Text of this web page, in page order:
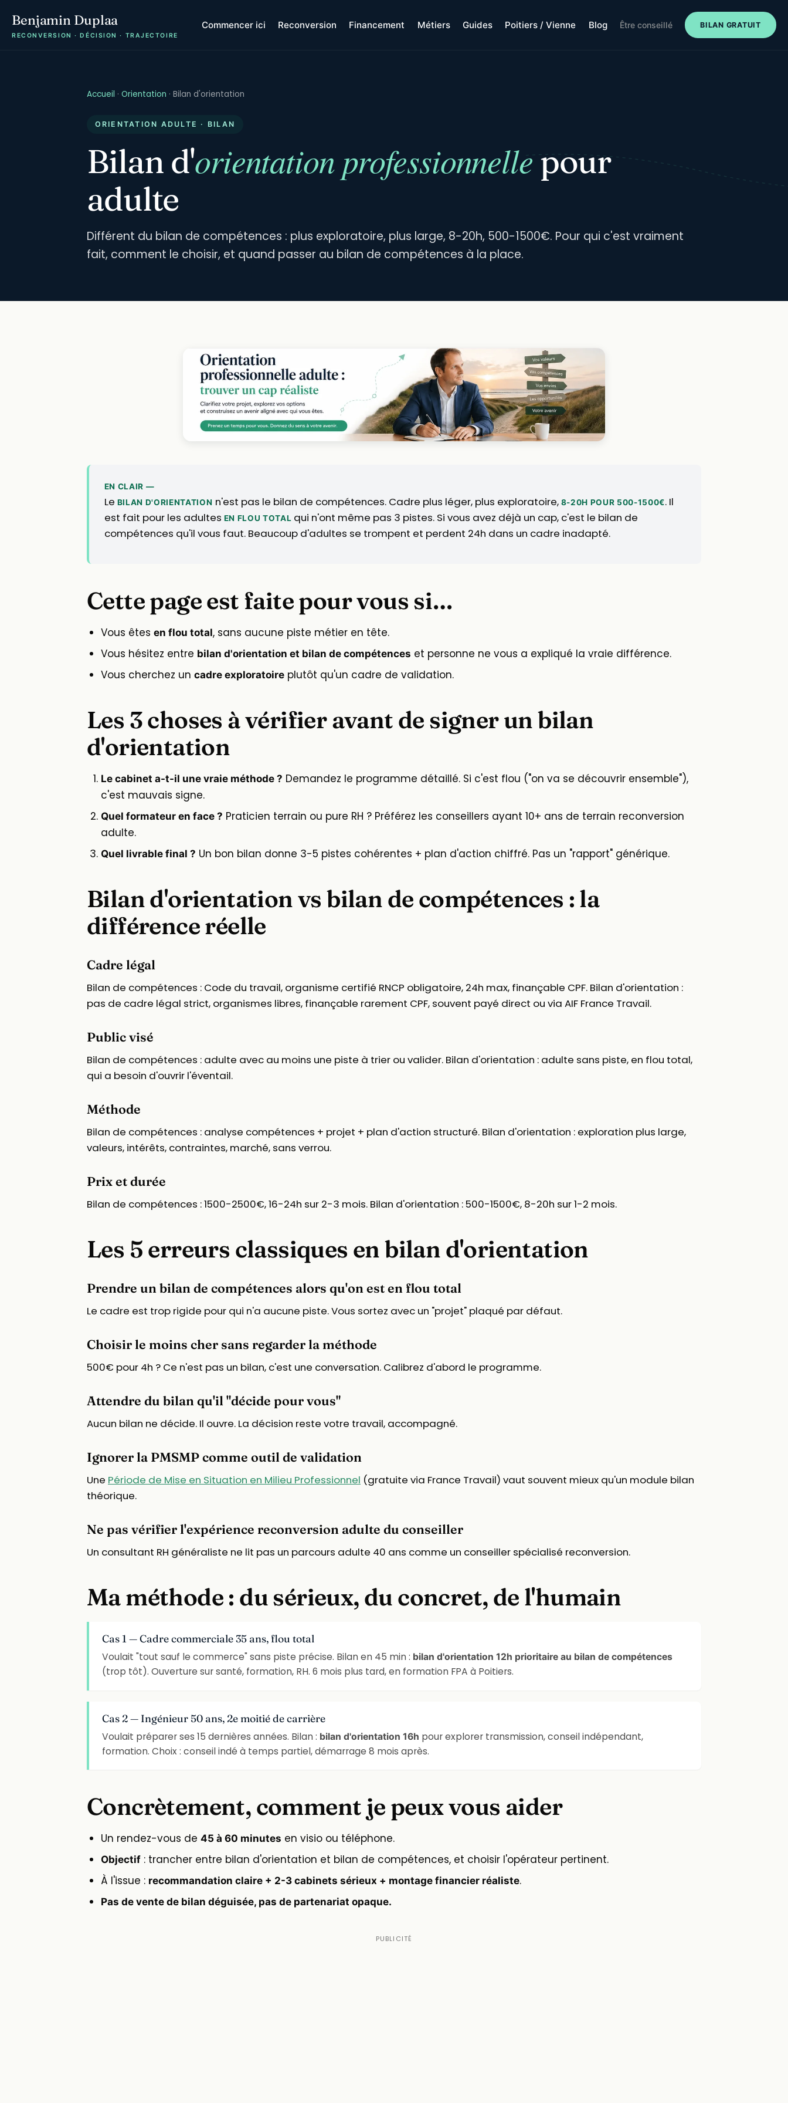
Benjamin Duplaa
RECONVERSION · DÉCISION · TRAJECTOIRE
Commencer ici Reconversion Financement Métiers Guides Poitiers / Vienne Blog Être conseillé BILAN GRATUIT
Accueil · Orientation · Bilan d'orientation
ORIENTATION ADULTE · BILAN
Bilan d'orientation professionnellepour
adulte
Différent du bilan de compétences : plus exploratoire, plus large, 8-20h, 500-1500€. Pour qui c'est vraiment
fait, comment le choisir, et quand passer au bilan de compétences à la place.
EN CLAIR —
Le BILAN D'ORIENTATION n'est pas le bilan de compétences. Cadre plus léger, plus exploratoire, 8-20H POUR 500-1500€. Il
est fait pour les adultes EN FLOU TOTAL qui n'ont même pas 3 pistes. Si vous avez déjà un cap, c'est le bilan de
compétences qu'il vous faut. Beaucoup d'adultes se trompent et perdent 24h dans un cadre inadapté.
Cette page est faite pour vous si…
Vous êtes en flou total, sans aucune piste métier en tête.
Vous hésitez entre bilan d'orientation et bilan de compétences et personne ne vous a expliqué la vraie différence.
Vous cherchez un cadre exploratoire plutôt qu'un cadre de validation.
Les 3 choses à vérifier avant de signer un bilan
d'orientation
Le cabinet a-t-il une vraie méthode ? Demandez le programme détaillé. Si c'est flou ("on va se découvrir ensemble"),
c'est mauvais signe.
Quel formateur en face ? Praticien terrain ou pure RH ? Préférez les conseillers ayant 10+ ans de terrain reconversion
adulte.
Quel livrable final ? Un bon bilan donne 3-5 pistes cohérentes + plan d'action chiffré. Pas un "rapport" générique.
Bilan d'orientation vs bilan de compétences : la
différence réelle
Cadre légal
Bilan de compétences : Code du travail, organisme certifié RNCP obligatoire, 24h max, finançable CPF. Bilan d'orientation :
pas de cadre légal strict, organismes libres, finançable rarement CPF, souvent payé direct ou via AIF France Travail.
Public visé
Bilan de compétences : adulte avec au moins une piste à trier ou valider. Bilan d'orientation : adulte sans piste, en flou total,
qui a besoin d'ouvrir l'éventail.
Méthode
Bilan de compétences : analyse compétences + projet + plan d'action structuré. Bilan d'orientation : exploration plus large,
valeurs, intérêts, contraintes, marché, sans verrou.
Prix et durée
Bilan de compétences : 1500-2500€, 16-24h sur 2-3 mois. Bilan d'orientation : 500-1500€, 8-20h sur 1-2 mois.
Les 5 erreurs classiques en bilan d'orientation
Prendre un bilan de compétences alors qu'on est en flou total
Le cadre est trop rigide pour qui n'a aucune piste. Vous sortez avec un "projet" plaqué par défaut.
Choisir le moins cher sans regarder la méthode
500€ pour 4h ? Ce n'est pas un bilan, c'est une conversation. Calibrez d'abord le programme.
Attendre du bilan qu'il "décide pour vous"
Aucun bilan ne décide. Il ouvre. La décision reste votre travail, accompagné.
Ignorer la PMSMP comme outil de validation
Une Période de Mise en Situation en Milieu Professionnel (gratuite via France Travail) vaut souvent mieux qu'un module bilan
théorique.
Ne pas vérifier l'expérience reconversion adulte du conseiller
Un consultant RH généraliste ne lit pas un parcours adulte 40 ans comme un conseiller spécialisé reconversion.
Ma méthode : du sérieux, du concret, de l'humain
Cas 1 — Cadre commerciale 35 ans, flou total
Voulait "tout sauf le commerce" sans piste précise. Bilan en 45 min : bilan d'orientation 12h prioritaire au bilan de compétences
(trop tôt). Ouverture sur santé, formation, RH. 6 mois plus tard, en formation FPA à Poitiers.
Cas 2 — Ingénieur 50 ans, 2e moitié de carrière
Voulait préparer ses 15 dernières années. Bilan : bilan d'orientation 16h pour explorer transmission, conseil indépendant,
formation. Choix : conseil indé à temps partiel, démarrage 8 mois après.
Concrètement, comment je peux vous aider
Un rendez-vous de 45 à 60 minutes en visio ou téléphone.
Objectif : trancher entre bilan d'orientation et bilan de compétences, et choisir l'opérateur pertinent.
À l'issue : recommandation claire + 2-3 cabinets sérieux + montage financier réaliste.
Pas de vente de bilan déguisée, pas de partenariat opaque.